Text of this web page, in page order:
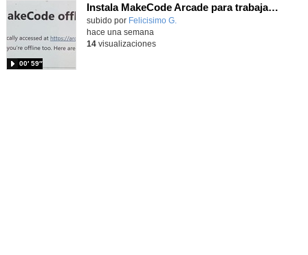
Instala MakeCode Arcade para trabajar offline en tu tablet, ordenador, Chromebook
Contenido educativo.
subido por Felicisimo G.
00′ 59″
hace una semana
14visualizaciones